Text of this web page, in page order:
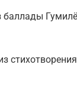
баллады